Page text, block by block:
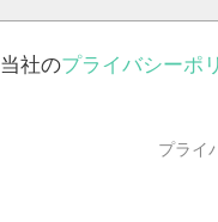
当社のプライバシーポ
プライ